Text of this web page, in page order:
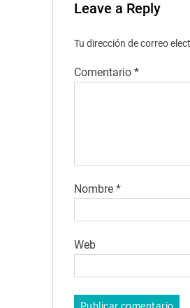
Leave a Reply
Tu dirección de correo
Comentario *
Nombre *
Web